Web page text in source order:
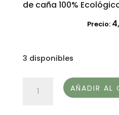
de caña 100%
Precio:
3 disponibles
MERMELADA AÑADIR AL